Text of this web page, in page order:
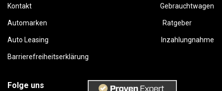
Kontakt Gebrauchtwagen
Automarken Ratgeber
Auto Leasing Inzahlungnahme
Barrierefreiheitserklärung
Folge uns